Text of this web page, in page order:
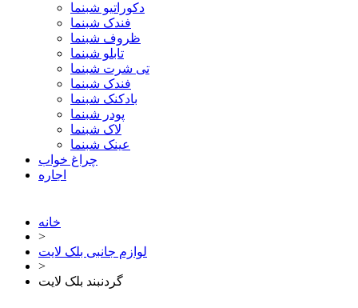
دکوراتیو شبنما
فندک شبنما
ظروف شبنما
تابلو شبنما
تی شرت شبنما
فندک شبنما
بادکنک شبنما
پودر شبنما
لاک شبنما
عینک شبنما
چراغ خواب
اجاره
خانه
>
لوازم جانبی بلک لایت
>
گردنبند بلک لایت